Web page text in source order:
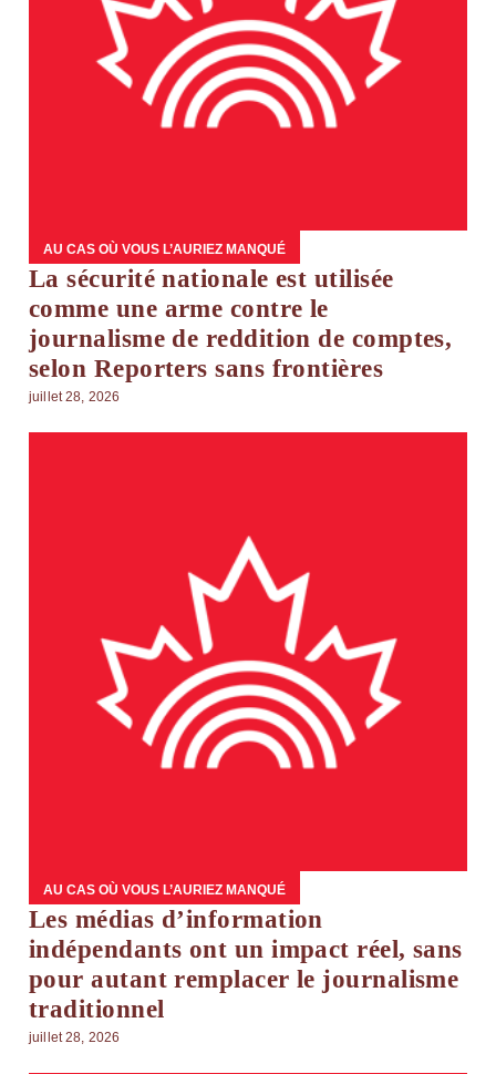
AU CAS OÙ VOUS L’AURIEZ MANQUÉ
La sécurité nationale est utilisée
comme une arme contre le
journalisme de reddition de comptes,
selon Reporters sans frontières
juillet 28, 2026
AU CAS OÙ VOUS L’AURIEZ MANQUÉ
Les médias d’information
indépendants ont un impact réel, sans
pour autant remplacer le journalisme
traditionnel
juillet 28, 2026